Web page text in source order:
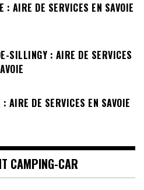
: AIRE DE SERVICES EN SAVOIE
SILLINGY : AIRE DE SERVICES
AIRE DE SERVICES EN SAVOIE
CAMPING-CAR